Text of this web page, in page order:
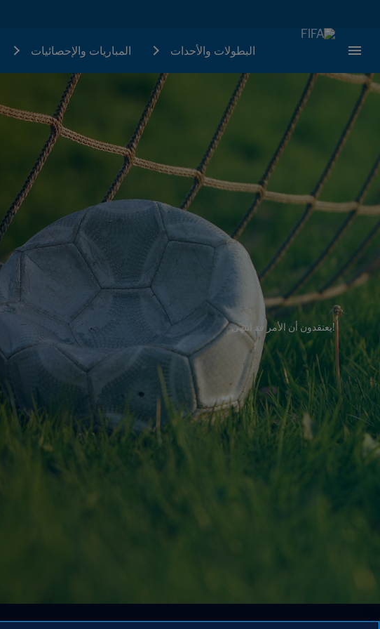
البطولات والأحدات المباريات والإحصائيات
!يعتقدون أن الأمر قد انتهى